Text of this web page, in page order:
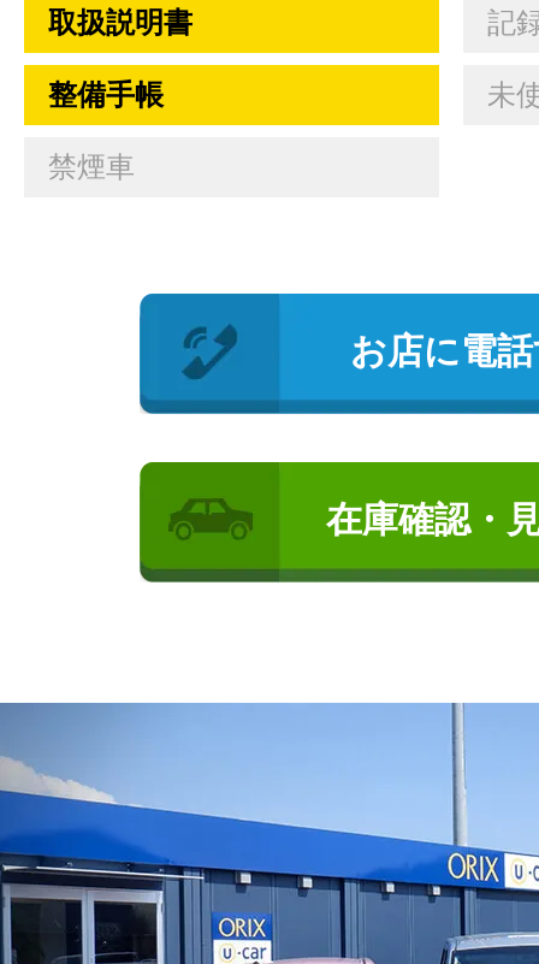
取扱説明書 記
整備手帳 未
禁煙車
お店に電
在庫確認・